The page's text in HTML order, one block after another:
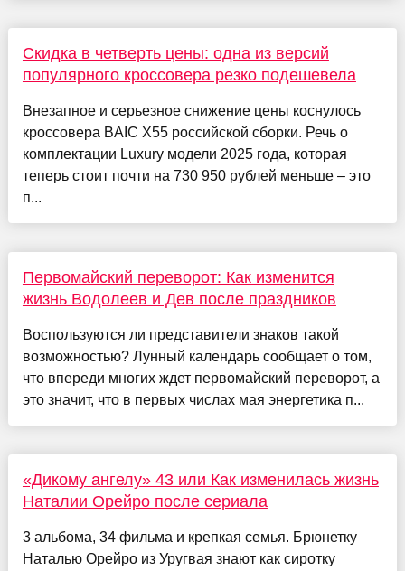
Скидка в четверть цены: одна из версий
популярного кроссовера резко подешевела
Внезапное и серьезное снижение цены коснулось
кроссовера BAIC X55 российской сборки. Речь о
комплектации Luxury модели 2025 года, которая
теперь стоит почти на 730 950 рублей меньше – это
п...
Первомайский переворот: Как изменится
жизнь Водолеев и Дев после праздников
Воспользуются ли представители знаков такой
возможностью? Лунный календарь сообщает о том,
что впереди многих ждет первомайский переворот, а
это значит, что в первых числах мая энергетика п...
«Дикому ангелу» 43 или Как изменилась жизнь
Наталии Орейро после сериала
3 альбома, 34 фильма и крепкая семья. Брюнетку
Наталью Орейро из Уругвая знают как сиротку